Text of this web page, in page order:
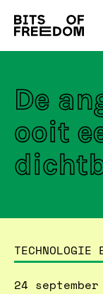
Search
for:
De
ooit
TECHNOLOGIE
24 september